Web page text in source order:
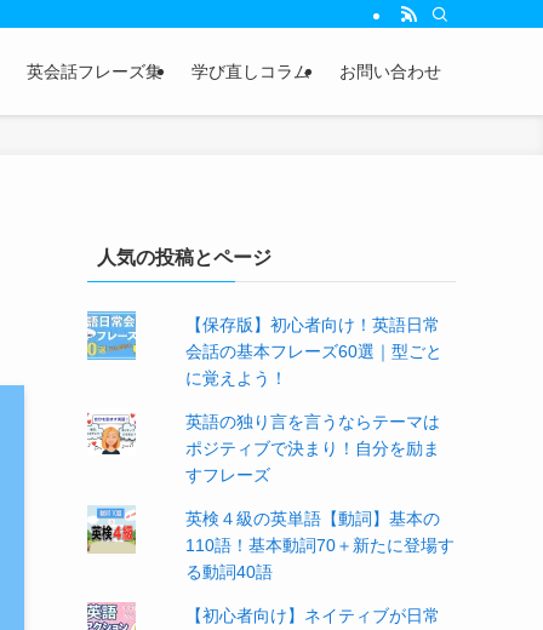
英会話フレーズ集 学び直しコラム お問い合わせ
人気の投稿とページ
【保存版】初心者向け！英語日常
会話の基本フレーズ60選｜型ごと
に覚えよう！
英語の独り言を言うならテーマは
ポジティブで決まり！自分を励ま
すフレーズ
英検４級の英単語【動詞】基本の
110語！基本動詞70＋新たに登場す
る動詞40語
【初心者向け】ネイティブが日常